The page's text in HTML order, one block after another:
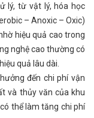
lý, từ vật lý, hóa học
– Anoxic – Oxic)
hiệu quả cao trong
nghệ cao thường có
quả lâu dài.
đến chi phí vận
và thủy văn của khu
thể làm tăng chi phí